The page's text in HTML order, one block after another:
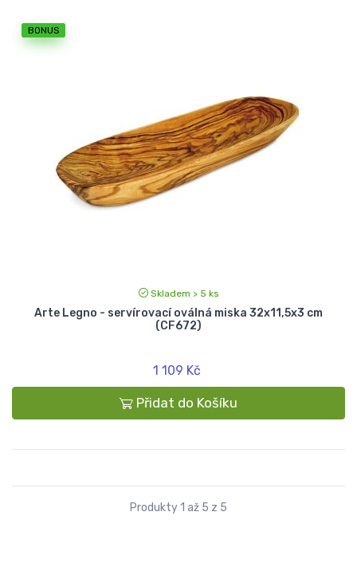
BONUS
Skladem > 5 ks
Arte Legno - servírovací oválná miska 32x11,5x3 cm
(CF672)
1 109 Kč
Přidat do Košíku
Produkty 1 až 5 z 5